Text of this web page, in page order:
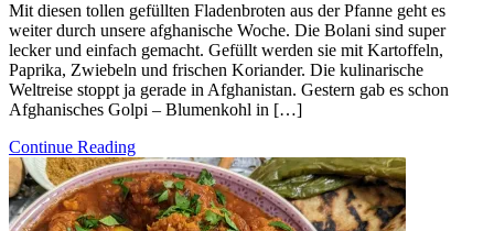
Mit diesen tollen gefüllten Fladenbroten aus der Pfanne geht es
weiter durch unsere afghanische Woche. Die Bolani sind super
lecker und einfach gemacht. Gefüllt werden sie mit Kartoffeln,
Paprika, Zwiebeln und frischen Koriander. Die kulinarische
Weltreise stoppt ja gerade in Afghanistan. Gestern gab es schon
Afghanisches Golpi – Blumenkohl in […]
Continue Reading